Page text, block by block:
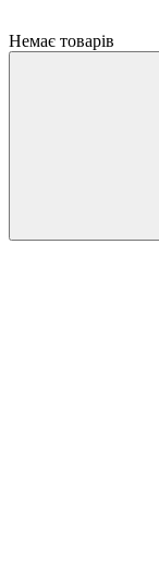
Немає товарів